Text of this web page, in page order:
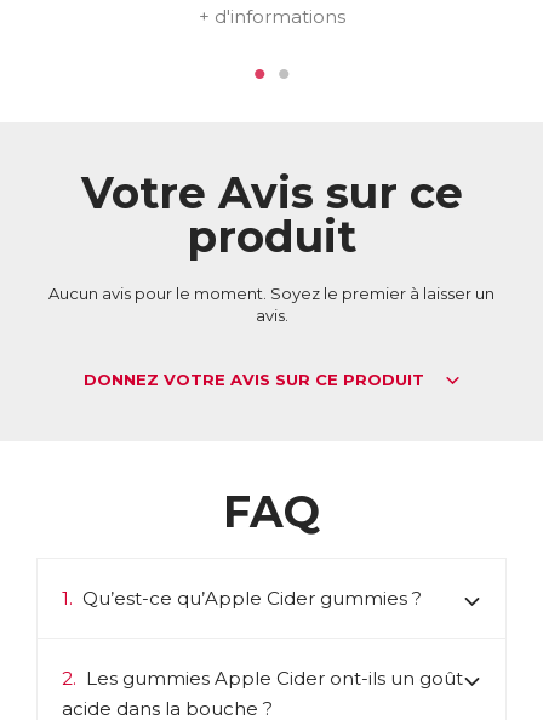
+ d'informations
Votre Avis sur ce
produit
Aucun avis pour le moment. Soyez le premier à laisser un
avis.
DONNEZ VOTRE AVIS SUR CE PRODUIT
FAQ
1. Qu’est-ce qu’Apple Cider gummies ?
2. Les gummies Apple Cider ont-ils un goût
acide dans la bouche ?